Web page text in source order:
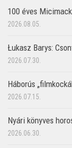
100 éves
2026.08.05.
Łukasz Barys:
2026.07.30.
Háborús
2026.07.15.
Nyári könyves
2026.06.30.